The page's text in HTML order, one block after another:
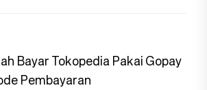
Bayar Tokopedia Pakai Gopay
Pembayaran